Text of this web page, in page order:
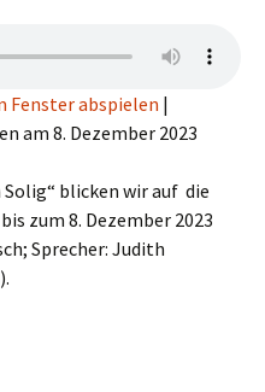
Fenster abspielen |
am 8. Dezember 2023
Solig“ blicken wir auf die
zum 8. Dezember 2023
Sprecher: Judith